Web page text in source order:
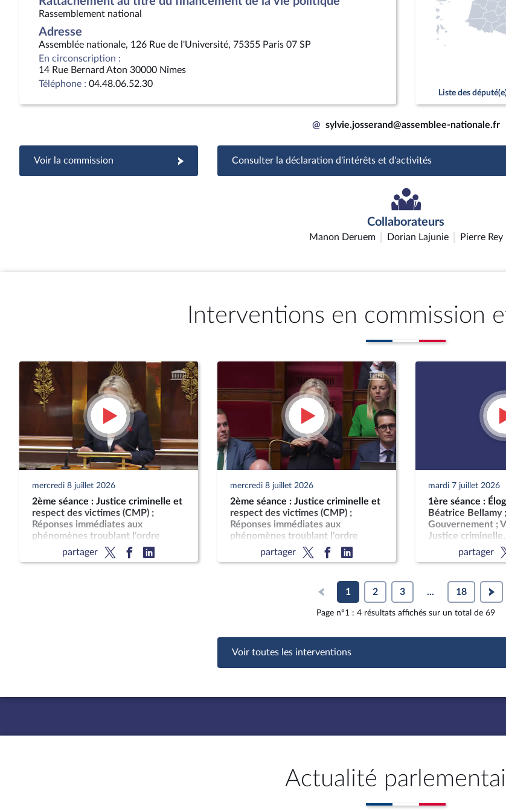
Rassemblement national
Adresse
Assemblée nationale, 126 Rue de l'Université, 75355 Paris 07 SP
En circonscription :
14 Rue Bernard Aton 30000 Nîmes
Téléphone : 04.48.06.52.30
Liste des
@ sylvie.josserand@assemblee-nationale.fr
Voir la commission Consulter la déclaration d'intérêts et d'activités
Collaborateurs
Manon Deruem Dorian Lajunie Pierre Rey
Interventions en commission
mercredi 8 juillet 2026
2ème séance : Justice criminelle et
respect des victimes (CMP) ;
Réponses immédiates aux
phénomènes troublant l'ordre
public, la sécurité et la tranquillité
de nos concitoyens (suite)
partager
mercredi 8 juillet 2026
2ème séance : Justice criminelle et
respect des victimes (CMP) ;
Réponses immédiates aux
phénomènes troublant l'ordre
public, la sécurité et la tranquillité
de nos concitoyens (suite)
partager
mardi 7 juillet 2026
1ère séance :
Béatrice Bellamy
Gouvernement ;
Justice
des juridictions
Présomption de
partager
1 2 3 ... 18
Page n°1 : 4 résultats affichés sur un total de 69
Voir toutes les interventions
Actualité